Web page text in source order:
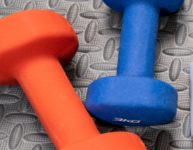
2.1
かた
り
塾＿
日
2.2
2位：
ヤザキジ